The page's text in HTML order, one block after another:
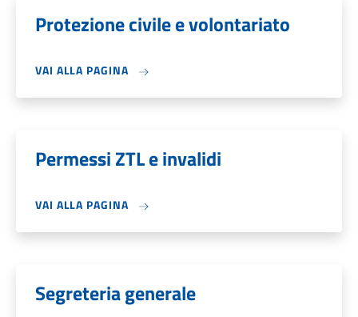
Protezione civile e volontariato
VAI ALLA PAGINA
Permessi ZTL e invalidi
VAI ALLA PAGINA
Segreteria generale